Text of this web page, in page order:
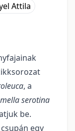
Attila
, a
serotina
be.
egy